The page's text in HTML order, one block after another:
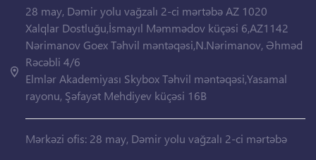
28 may, Dəmir yolu vağzalı 2-ci mərtəbə AZ 1020
Xalqlar Dostluğu,İsmayıl Məmmədov küçəsi 6,AZ1142
Nərimanov Goex Təhvil məntəqəsi,N.Nərimanov, Əhməd
Rəcəbli 4/6
Elmlər Akademiyası Skybox Təhvil məntəqəsi,Yasamal
rayonu, Şəfayət Mehdiyev küçəsi 16B
Mərkəzi ofis: 28 may, Dəmir yolu vağzalı 2-ci mərtəbə